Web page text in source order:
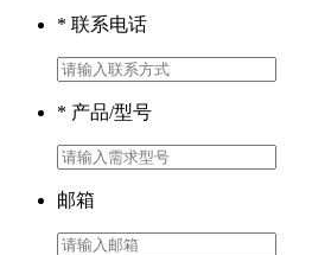
* 联系电话
* 产品/型号
邮箱